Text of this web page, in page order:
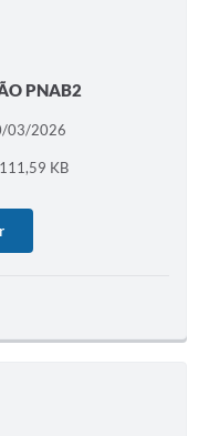
PNAB2
03/2026
KB